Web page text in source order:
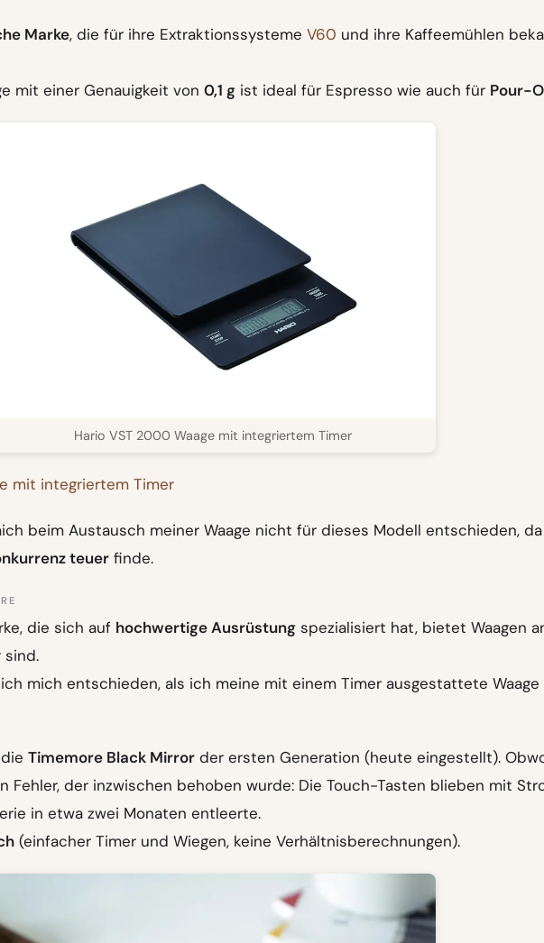
Marke, die für ihre Extraktionssysteme V60 und ihre Kaffeemühlen
mit einer Genauigkeit von 0,1 g ist ideal für Espresso wie auch für Pour-
Hario VST 2000 Waage mit integriertem Timer
mit integriertem Timer
beim Austausch meiner Waage nicht für dieses Modell entschieden,
teuer finde.
die sich auf hochwertige Ausrüstung spezialisiert hat, bietet Waagen
sind.
mich entschieden, als ich meine mit einem Timer ausgestattete Waage
Timemore Black Mirror der ersten Generation (heute eingestellt).
Fehler, der inzwischen behoben wurde: Die Touch-Tasten blieben mit
in etwa zwei Monaten entleerte.
(einfacher Timer und Wiegen, keine Verhältnisberechnungen).